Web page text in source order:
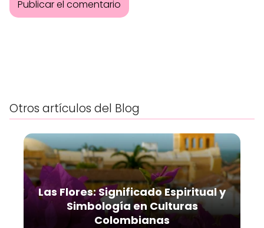
Otros artículos del Blog
Las Flores: Significado Espiritual y
Simbología en Culturas
Colombianas